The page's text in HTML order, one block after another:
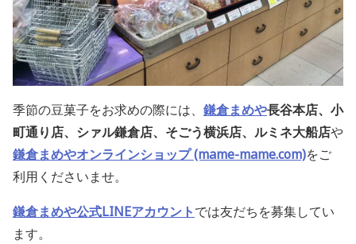
季節の豆菓子をお求めの際には、 鎌倉まめや長谷本店、小
町通り店、シァル鎌倉店、そごう横浜店、ルミネ大船店や
鎌倉まめやオンラインショップ (mame-mame.com)をご
利用くださいませ。
鎌倉まめや公式LINEアカウントでは友だちを募集してい
ます。